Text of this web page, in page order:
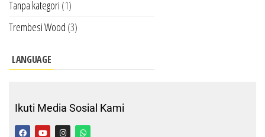
Tanpa kategori (1)
Trembesi Wood (3)
LANGUAGE
Ikuti Media Sosial Kami